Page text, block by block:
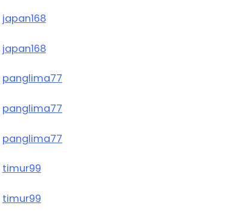
japan168
japan168
panglima77
panglima77
panglima77
timur99
timur99